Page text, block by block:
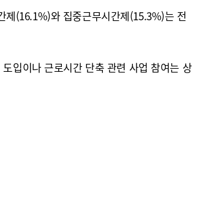
제(16.1%)와 집중근무시간제(15.3%)는 전
입이나 근로시간 단축 관련 사업 참여는 상